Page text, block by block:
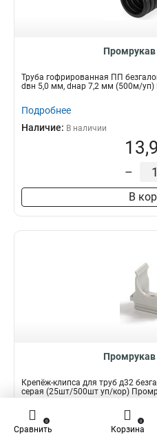
Промрукав
Труба гофрированная ПП
dвн 5,0 мм, dнар 7,2 мм (500м/уп)
Подробнее
Наличие: В наличии
–
В
Промрукав
Крепёж-клипса для труб д32
серая (25шт/500шт уп/кор)
Подробнее
Наличие:
Сравнить
0
Корзина
0